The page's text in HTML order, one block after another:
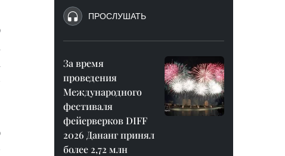
ПРОСЛУШАТЬ
За время
проведения
Международного
фестиваля
фейерверков DIFF
2026 Дананг принял
более 2,72 млн